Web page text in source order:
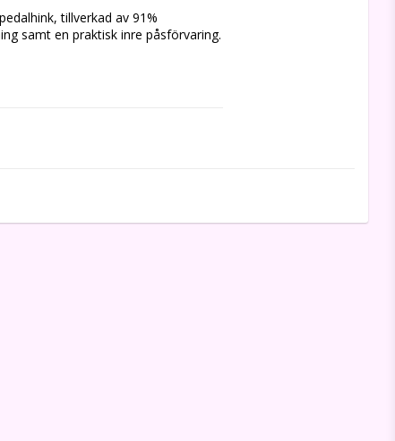
tillverkad av 91%
samt en praktisk inre påsförvaring.